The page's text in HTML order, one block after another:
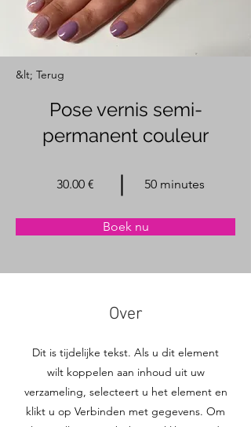
&lt; Terug
Pose vernis semi-
permanent couleur
30.00 € 50 minutes
Boek nu
Over
Dit is tijdelijke tekst. Als u dit element
wilt koppelen aan inhoud uit uw
verzameling, selecteert u het element en
klikt u op Verbinden met gegevens. Om